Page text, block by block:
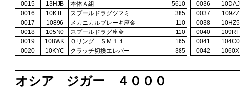
0015
13HJB 本体Ａ組 5610 0036 10DAJ
0016
10KTE スプールドラグツマミ 385 0037 109ZZ
0017
10896 メカニカルブレーキ座金 110 0038 10HZ5
0018
105N0 スプールドラグ座金 110 0040 109RF
0019
108WK Ｏリング ＳＭ１４ 165 0041 104C0
0020
10KYC クラッチ切換エレバー 385 0042 1060X
オシア ジガー ４０００